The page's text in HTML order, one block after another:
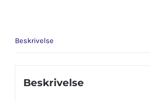
Beskrivelse
Beskrivelse